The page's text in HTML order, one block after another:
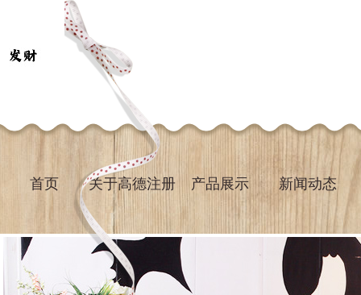
首页 关于高德注册 产品展示 新闻动态